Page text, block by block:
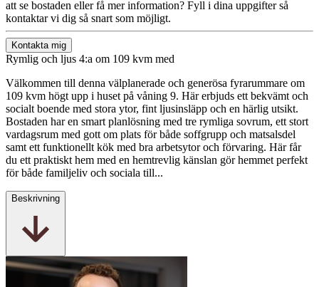
att se bostaden eller få mer information? Fyll i dina uppgifter så
kontaktar vi dig så snart som möjligt.
Kontakta mig
Rymlig och ljus 4:a om 109 kvm med
Välkommen till denna välplanerade och generösa fyrarummare om
109 kvm högt upp i huset på våning 9. Här erbjuds ett bekvämt och
socialt boende med stora ytor, fint ljusinsläpp och en härlig utsikt.
Bostaden har en smart planlösning med tre rymliga sovrum, ett stort
vardagsrum med gott om plats för både soffgrupp och matsalsdel
samt ett funktionellt kök med bra arbetsytor och förvaring. Här får
du ett praktiskt hem med en hemtrevlig känslan gör hemmet perfekt
för både familjeliv och sociala till...
Beskrivning